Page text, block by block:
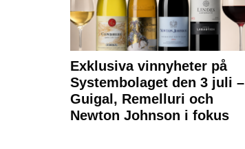
Exklusiva vinnyheter på
Systembolaget den 3 juli –
Guigal, Remelluri och
Newton Johnson i fokus